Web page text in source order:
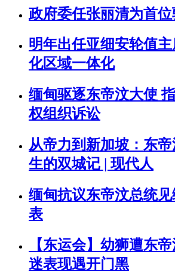
政府委任张丽清为首
明年出任亚细安轮值
化区域一体化
缅甸驱逐东帝汶大使
权组织诉讼
从帝力到新加坡：东
生的双城记 | 现代人
缅甸抗议东帝汶总统
表
【东运会】幼狮遭东
迷表现遇开门黑